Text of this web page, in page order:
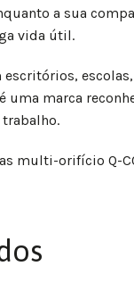
a sua
vida útil.
escritórios,
uma marca
multi-orifício Q-